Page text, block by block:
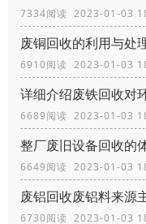
7334阅读 2023-01-03
废铜回收的利用与处
6910阅读 2023-01-03
详细介绍废铁回收对
6689阅读 2023-01-03
整厂废旧设备回收的
6649阅读 2023-01-03
废铝回收废铝料来源
6730阅读 2023-01-03